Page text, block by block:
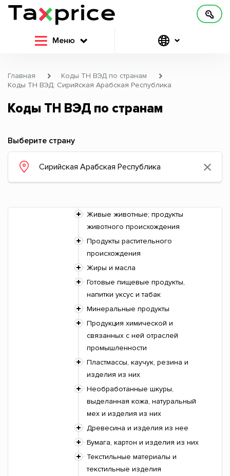
Меню
Главная
Коды ТН ВЭД по странам
Коды ТН ВЭД: Сирийская Арабская Республика
Коды ТН ВЭД по странам
Выберите страну
Живые животные; продукты
животного происхождения
Продукты растительного
происхождения
Жиры и масла
Готовые пищевые продукты,
напитки уксус и табак
Минеральные продукты
Продукция химической и
связанных с ней отраслей
промышленности
Пластмассы, каучук, резина и
изделия из них
Необработанные шкуры,
выделанная кожа, натуральный
мех и изделия из них
Древесина и изделия из нее
Бумага, картон и изделия из них
Текстильные материалы и
текстильные изделия